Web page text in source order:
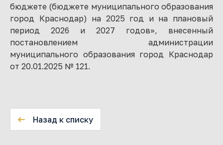
бюджете (бюджете муниципального образования
город Краснодар) на 2025 год и на плановый
период 2026 и 2027 годов», внесенный
постановлением администрации
муниципального образования город Краснодар
от 20.01.2025 № 121.
Назад к списку